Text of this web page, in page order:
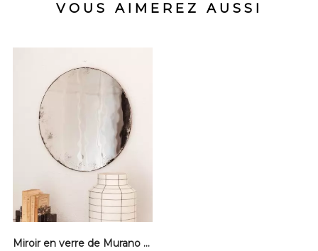
VOUS AIMEREZ AUSSI
Miroir en verre de Murano - Alice ø60 Gris